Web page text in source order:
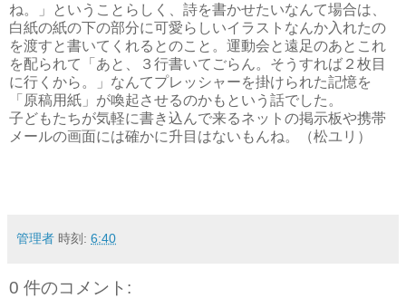
ね。」ということらしく、詩を書かせたいなんて場合は、
白紙の紙の下の部分に可愛らしいイラストなんか入れたの
を渡すと書いてくれるとのこと。運動会と遠足のあとこれ
を配られて「あと、３行書いてごらん。そうすれば２枚目
に行くから。」なんてプレッシャーを掛けられた記憶を
「原稿用紙」が喚起させるのかもという話でした。
子どもたちが気軽に書き込んで来るネットの掲示板や携帯
メールの画面には確かに升目はないもんね。（松ユリ）
管理者 時刻: 6:40
0 件のコメント: